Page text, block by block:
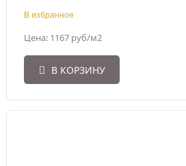
В избранное
Цена: 1167 руб/м2
В КОРЗИНУ